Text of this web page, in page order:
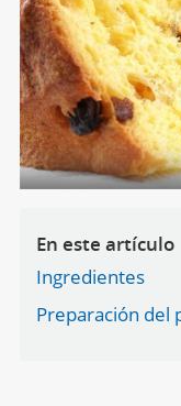
En este artículo
Ingredientes
Preparación del